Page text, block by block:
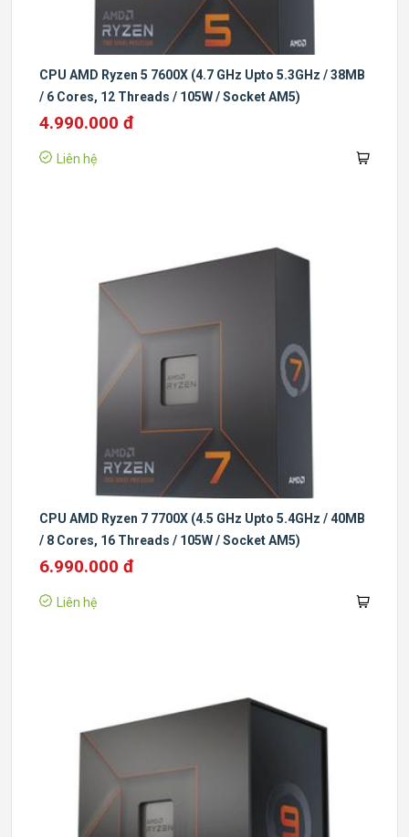
CPU AMD Ryzen 5 7600X (4.7 GHz Upto 5.3GHz / 38MB
/ 6 Cores, 12 Threads / 105W / Socket AM5)
4.990.000 đ
Liên hệ
CPU AMD Ryzen 7 7700X (4.5 GHz Upto 5.4GHz / 40MB
/ 8 Cores, 16 Threads / 105W / Socket AM5)
6.990.000 đ
Liên hệ